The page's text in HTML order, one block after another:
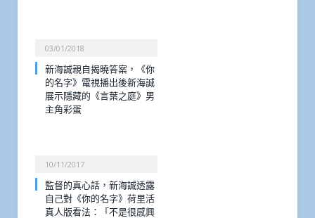
03/01/2018
新海誠親自揭曉答案，《你
的名字》電視播出後新海誠
展示隱藏的《言葉之庭》男
主角彩蛋
10/11/2017
監督的真心話，新海誠透露
自己對《你的名字》荷里活
真人版看法：「不是很感興